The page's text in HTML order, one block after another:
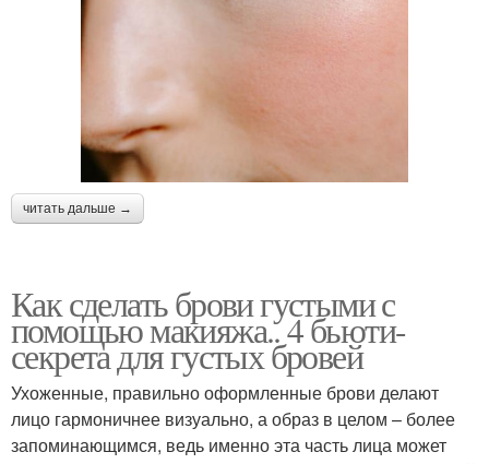
читать дальше →
Как сделать брови густыми с
помощью макияжа.. 4 бьюти-
секрета для густых бровей
Ухоженные, правильно оформленные брови делают
лицо гармоничнее визуально, а образ в целом – более
запоминающимся, ведь именно эта часть лица может